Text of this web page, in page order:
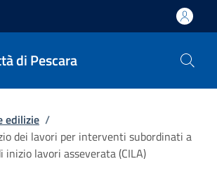
di Pescara
pane
edilizie /
dei lavori per interventi subordinati a
inizio lavori asseverata (CILA)